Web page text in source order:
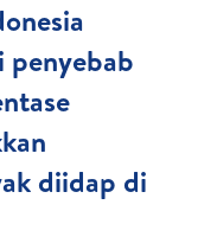
penyebab
diidap di